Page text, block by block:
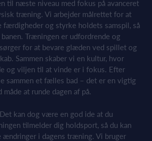
til næste niveau med fokus på avanceret
træning. Vi arbejder målrettet for at
og styrke holdets samspil, så
Træningen er udfordrende og
for at bevare glæden ved spillet og
Sammen skaber vi en kultur, hvor
og viljen til at vinde er i fokus. Efter
sammen et fælles bad – det er en vigtig
at runde dagen af på.
kan dog være en god ide at du
tilmelder dig holdsport, så du kan
ændringer i dagens træning. Vi bruger